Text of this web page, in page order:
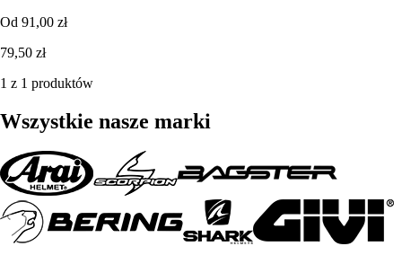
Od 91,00 zł
79,50 zł
1 z 1 produktów
Wszystkie nasze marki